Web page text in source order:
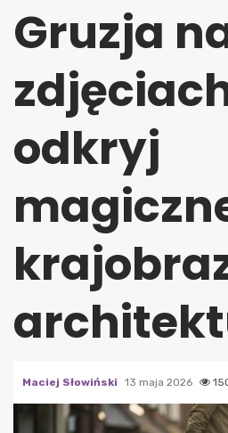
Gruzja
odkryj
Maciej Słowiński 13 maja 2026